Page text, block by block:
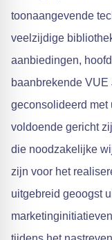
toonaangevende
veelzijdige
aanbiedingen,
baanbrekende
geconsolideerd
voldoende gericht
die noodzakelijke
zijn voor het
uitgebreid geoogst